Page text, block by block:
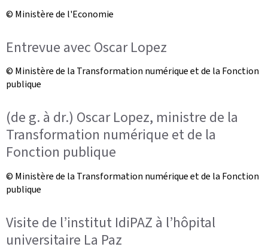
© Ministère de l'Economie
Entrevue avec Oscar Lopez
© Ministère de la Transformation numérique et de la Fonction
publique
(de g. à dr.) Oscar Lopez, ministre de la
Transformation numérique et de la
Fonction publique
© Ministère de la Transformation numérique et de la Fonction
publique
Visite de l’institut IdiPAZ à l’hôpital
universitaire La Paz